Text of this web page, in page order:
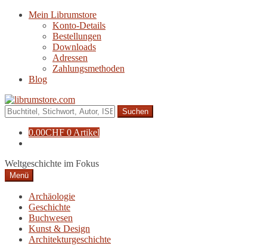
Navigation
Zum
Mein Librumstore
Konto-Details
Bestellungen
Downloads
Adressen
Zahlungsmethoden
Blog
Suche
nach:
0.00CHF 0 Artikel
Weltgeschichte im Fokus
Menü
Archäologie
Geschichte
Buchwesen
Kunst & Design
Architekturgeschichte